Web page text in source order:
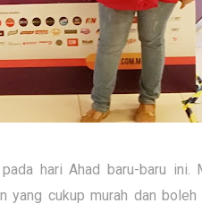
hari Ahad baru-baru ini.
yang cukup murah dan boleh